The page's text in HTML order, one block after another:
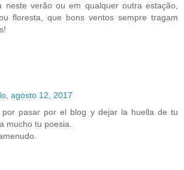
neste verão ou em qualquer outra estação,
floresta, que bons ventos sempre tragam
agosto 12, 2017
por pasar por el blog y dejar la huella de tu
mucho tu poesia.